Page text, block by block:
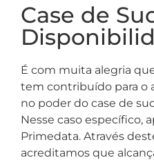
Case de
É com muita alegria
tem contribuído para o
no poder do case de
Nesse caso específico,
Primedata. Através
acreditamos que